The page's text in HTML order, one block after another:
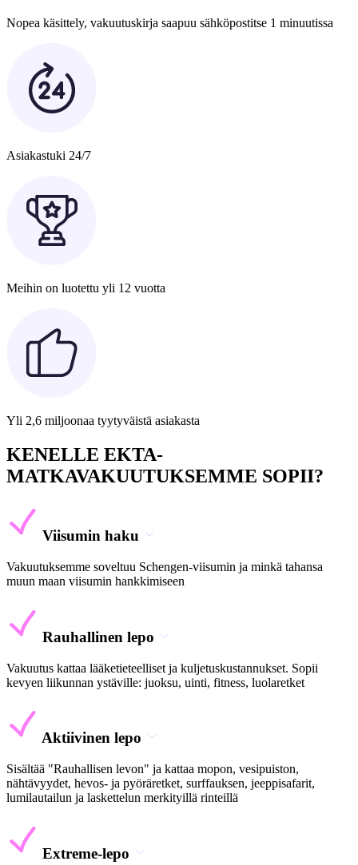
Nopea käsittely, vakuutuskirja saapuu sähköpostitse 1 minuutissa
Asiakastuki 24/7
Meihin on luotettu yli 12 vuotta
Yli 2,6 miljoonaa tyytyväistä asiakasta
KENELLE EKTA-
MATKAVAKUUTUKSEMME SOPII?
Viisumin haku
Vakuutuksemme soveltuu Schengen-viisumin ja minkä tahansa
muun maan viisumin hankkimiseen
Rauhallinen lepo
Vakuutus kattaa lääketieteelliset ja kuljetuskustannukset. Sopii
kevyen liikunnan ystäville: juoksu, uinti, fitness, luolaretket
Aktiivinen lepo
Sisältää "Rauhallisen levon" ja kattaa mopon, vesipuiston,
nähtävyydet, hevos- ja pyöräretket, surffauksen, jeeppisafarit,
lumilautailun ja laskettelun merkityillä rinteillä
Extreme-lepo